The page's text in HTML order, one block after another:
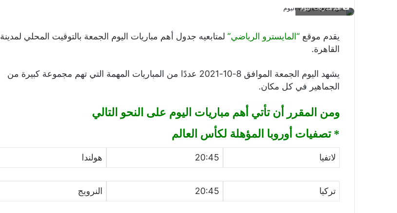
أهم مباريات اليوم
يقدم موقع “المايسترو الرياضي” لمتابعيه جدول أهم مباريات اليوم الجمعة بالتوقيت المحلي لمدينة
القاهرة.
يشهد اليوم الجمعة الموافق 8-10-2021 عددًا من المباريات المهمة التي تهم مجموعة كبيرة من
الجماهير في كل مكان.
ومن المقرر أن تأتي أهم مباريات اليوم على النحو التالي
* تصفيات أوروبا المؤهلة لكأس العالم
لاتفيا 20:45 هولندا
تركيا 20:45 النرويج